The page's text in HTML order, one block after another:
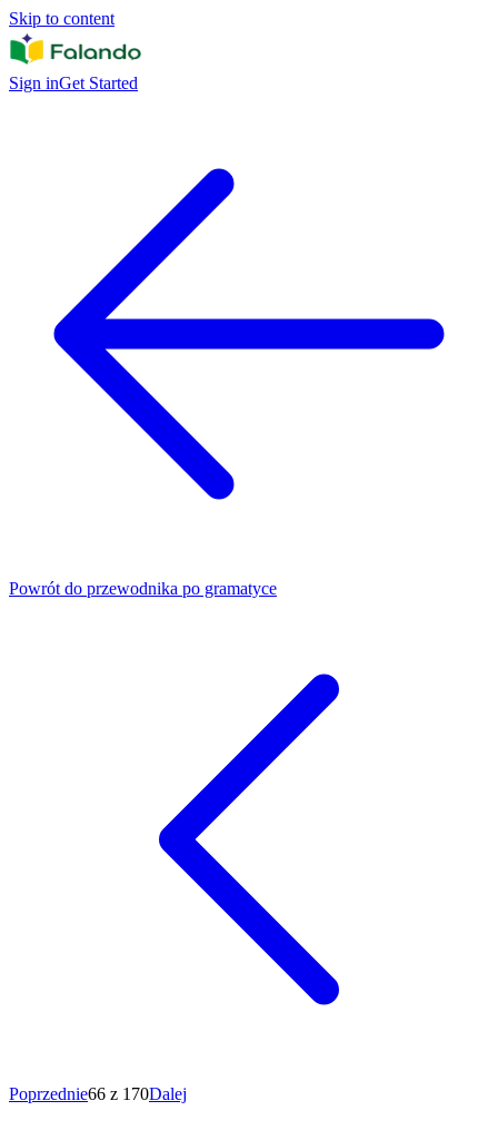
Skip to content
Sign inGet Started
Powrót do przewodnika po gramatyce
Poprzednie66 z 170Dalej